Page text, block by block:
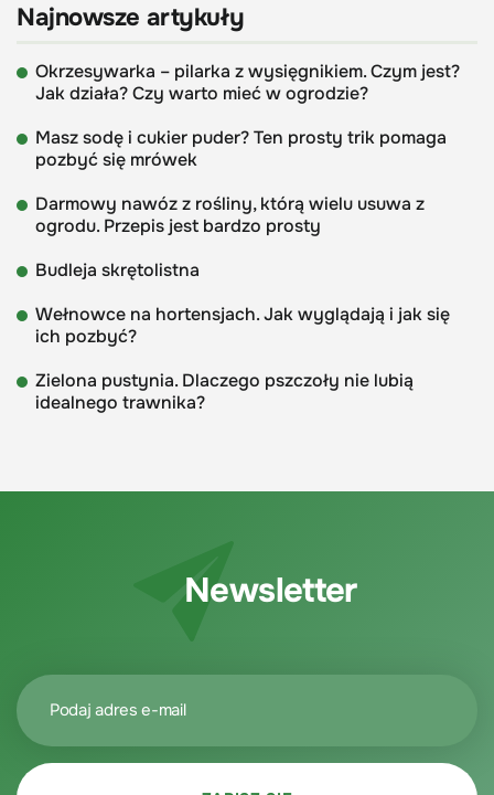
Najnowsze artykuły
Okrzesywarka – pilarka z wysięgnikiem. Czym jest?
Jak działa? Czy warto mieć w ogrodzie?
Masz sodę i cukier puder? Ten prosty trik pomaga
pozbyć się mrówek
Darmowy nawóz z rośliny, którą wielu usuwa z
ogrodu. Przepis jest bardzo prosty
Budleja skrętolistna
Wełnowce na hortensjach. Jak wyglądają i jak się
ich pozbyć?
Zielona pustynia. Dlaczego pszczoły nie lubią
idealnego trawnika?
Newsletter